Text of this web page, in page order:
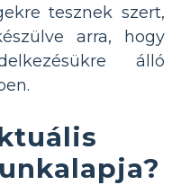
tesznek szert,
arra, hogy
álló